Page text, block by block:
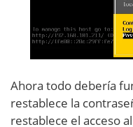
Ahora todo debería
restablece la
restablece el acceso